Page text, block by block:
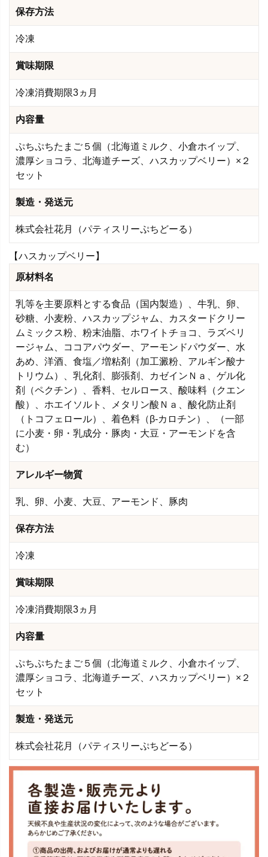
保存方法
冷凍
賞味期限
冷凍消費期限3ヵ月
内容量
ぷちぷちたまご５個（北海道ミルク、小倉ホイップ、
濃厚ショコラ、北海道チーズ、ハスカップベリー）×２
セット
製造・発送元
株式会社花月（パティスリーぷちどーる）
【ハスカップベリー】
原材料名
乳等を主要原料とする食品（国内製造）、牛乳、卵、
砂糖、小麦粉、ハスカップジャム、カスタードクリー
ムミックス粉、粉末油脂、ホワイトチョコ、ラズベリ
ージャム、ココアパウダー、アーモンドパウダー、水
あめ、洋酒、食塩／増粘剤（加工澱粉、アルギン酸ナ
トリウム）、乳化剤、膨張剤、カゼインＮａ、ゲル化
剤（ペクチン）、香料、セルロース、酸味料（クエン
酸）、ホエイソルト、メタリン酸Ｎａ、酸化防止剤
（トコフェロール）、着色料（β-カロチン）、（一部
に小麦・卵・乳成分・豚肉・大豆・アーモンドを含
む）
アレルギー物質
乳、卵、小麦、大豆、アーモンド、豚肉
保存方法
冷凍
賞味期限
冷凍消費期限3ヵ月
内容量
ぷちぷちたまご５個（北海道ミルク、小倉ホイップ、
濃厚ショコラ、北海道チーズ、ハスカップベリー）×２
セット
製造・発送元
株式会社花月（パティスリーぷちどーる）